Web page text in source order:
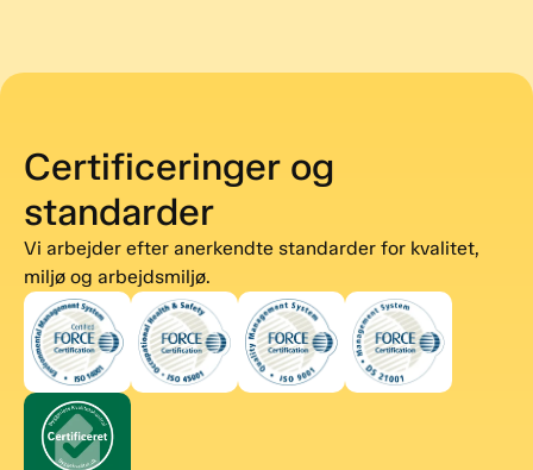
Certificeringer og
standarder
Vi arbejder efter anerkendte standarder for kvalitet,
miljø og arbejdsmiljø.